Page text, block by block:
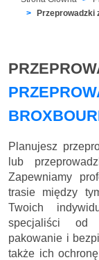
Przeprowadzki
Planujesz
lub
Zapewniamy
trasie między
Twoich
specjaliści od
pakowanie i
także ich